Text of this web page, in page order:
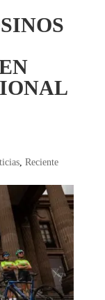
, Reciente